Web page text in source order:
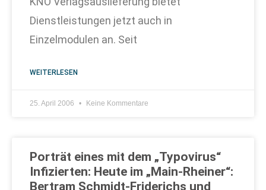
Dienstleistungen jetzt auch in
Einzelmodulen an. Seit
WEITERLESEN
25. April 2006 Keine Kommentare
Porträt eines mit dem „Typovirus“
Infizierten: Heute im „Main-Rheiner“:
Bertram Schmidt-Friderichs und